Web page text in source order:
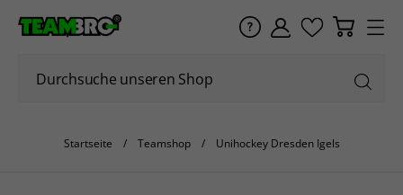
Startseite Teamshop Unihockey Dresden Igels